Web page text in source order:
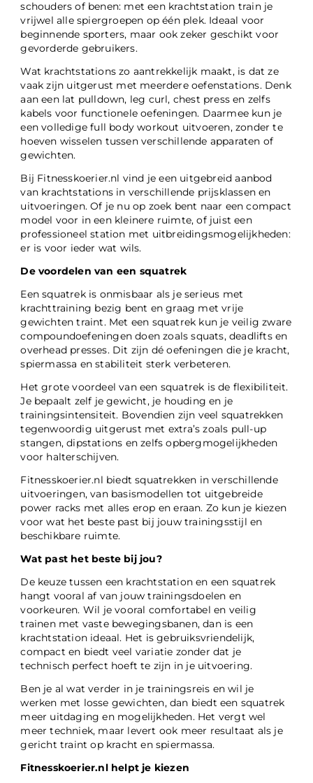
schouders of benen: met een krachtstation train je
vrijwel alle spiergroepen op één plek. Ideaal voor
beginnende sporters, maar ook zeker geschikt voor
gevorderde gebruikers.
Wat krachtstations zo aantrekkelijk maakt, is dat ze
vaak zijn uitgerust met meerdere oefenstations. Denk
aan een lat pulldown, leg curl, chest press en zelfs
kabels voor functionele oefeningen. Daarmee kun je
een volledige full body workout uitvoeren, zonder te
hoeven wisselen tussen verschillende apparaten of
gewichten.
Bij Fitnesskoerier.nl vind je een uitgebreid aanbod
van krachtstations in verschillende prijsklassen en
uitvoeringen. Of je nu op zoek bent naar een compact
model voor in een kleinere ruimte, of juist een
professioneel station met uitbreidingsmogelijkheden:
er is voor ieder wat wils.
De voordelen van een squatrek
Een squatrek is onmisbaar als je serieus met
krachttraining bezig bent en graag met vrije
gewichten traint. Met een squatrek kun je veilig zware
compoundoefeningen doen zoals squats, deadlifts en
overhead presses. Dit zijn dé oefeningen die je kracht,
spiermassa en stabiliteit sterk verbeteren.
Het grote voordeel van een squatrek is de flexibiliteit.
Je bepaalt zelf je gewicht, je houding en je
trainingsintensiteit. Bovendien zijn veel squatrekken
tegenwoordig uitgerust met extra’s zoals pull-up
stangen, dipstations en zelfs opbergmogelijkheden
voor halterschijven.
Fitnesskoerier.nl biedt squatrekken in verschillende
uitvoeringen, van basismodellen tot uitgebreide
power racks met alles erop en eraan. Zo kun je kiezen
voor wat het beste past bij jouw trainingsstijl en
beschikbare ruimte.
Wat past het beste bij jou?
De keuze tussen een krachtstation en een squatrek
hangt vooral af van jouw trainingsdoelen en
voorkeuren. Wil je vooral comfortabel en veilig
trainen met vaste bewegingsbanen, dan is een
krachtstation ideaal. Het is gebruiksvriendelijk,
compact en biedt veel variatie zonder dat je
technisch perfect hoeft te zijn in je uitvoering.
Ben je al wat verder in je trainingsreis en wil je
werken met losse gewichten, dan biedt een squatrek
meer uitdaging en mogelijkheden. Het vergt wel
meer techniek, maar levert ook meer resultaat als je
gericht traint op kracht en spiermassa.
Fitnesskoerier.nl helpt je kiezen